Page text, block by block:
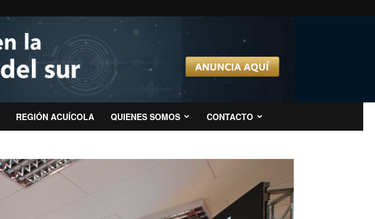
REGIÓN ACUÍCOLA QUIENES SOMOS CONTACTO